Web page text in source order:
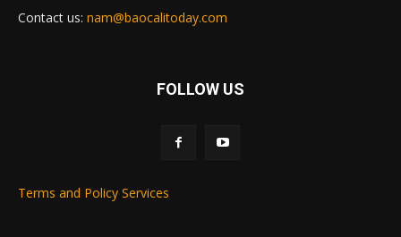
Contact us: nam@baocalitoday.com
FOLLOW US
Terms and Policy Services